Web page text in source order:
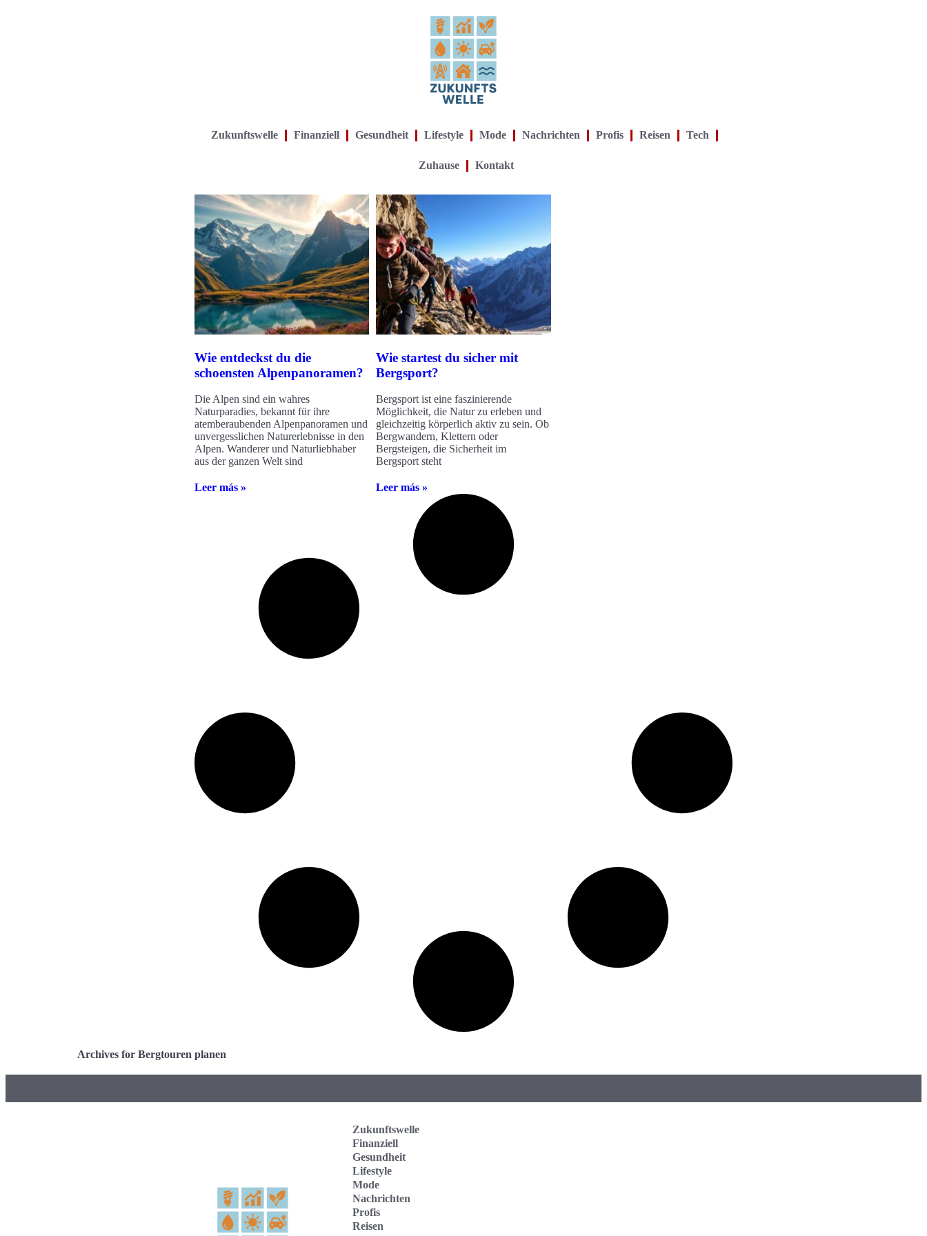
Zukunftswelle Finanziell Gesundheit Lifestyle Mode Nachrichten Profis Reisen Tech
Zuhause Kontakt
Wie entdeckst du die
schoensten Alpenpanoramen?
Die Alpen sind ein wahres
Naturparadies, bekannt für ihre
atemberaubenden Alpenpanoramen und
unvergesslichen Naturerlebnisse in den
Alpen. Wanderer und Naturliebhaber
aus der ganzen Welt sind
Leer más »
Wie startest du sicher mit
Bergsport?
Bergsport ist eine faszinierende
Möglichkeit, die Natur zu erleben und
gleichzeitig körperlich aktiv zu sein. Ob
Bergwandern, Klettern oder
Bergsteigen, die Sicherheit im
Bergsport steht
Leer más »
Archives for Bergtouren planen
Zukunftswelle
Finanziell
Gesundheit
Lifestyle
Mode
Nachrichten
Profis
Reisen